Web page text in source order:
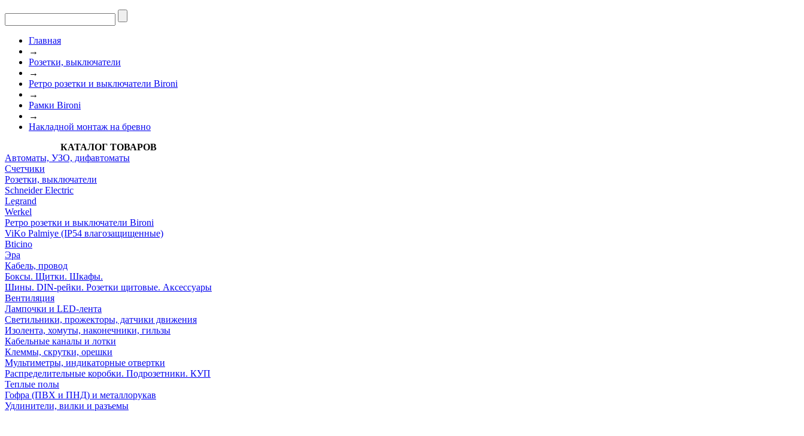
Главная
→
Розетки, выключатели
→
Ретро розетки и выключатели Bironi
→
Рамки Bironi
→
Накладной монтаж на бревно
КАТАЛОГ ТОВАРОВ
Автоматы, УЗО, дифавтоматы
Счетчики
Розетки, выключатели
Schneider Electric
Legrand
Werkel
Ретро розетки и выключатели Bironi
ViKo Palmiye (IP54 влагозащищенные)
Bticino
Эра
Кабель, провод
Боксы. Щитки. Шкафы.
Шины. DIN-рейки. Розетки щитовые. Аксессуары
Вентиляция
Лампочки и LED-лента
Светильники, прожекторы, датчики движения
Изолента, хомуты, наконечники, гильзы
Кабельные каналы и лотки
Клеммы, скрутки, орешки
Мультиметры, индикаторные отвертки
Распределительные коробки. Подрозетники. КУП
Теплые полы
Гофра (ПВХ и ПНД) и металлорукав
Удлинители, вилки и разъемы